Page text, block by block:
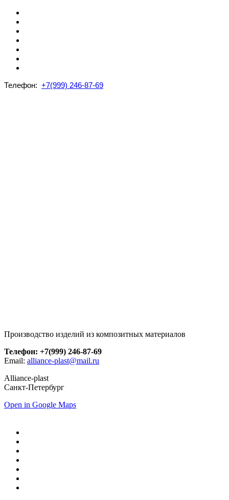
Телефон: +7(999) 246-87-69
Производство изделий из композитных материалов
Телефон: +7(999) 246-87-69
Email: alliance-plast@mail.ru
Alliance-plast
Санкт-Петербург
Open in Google Maps